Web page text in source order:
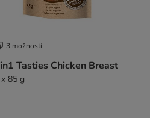
3 možností
Tasties Chicken Breast
85 g